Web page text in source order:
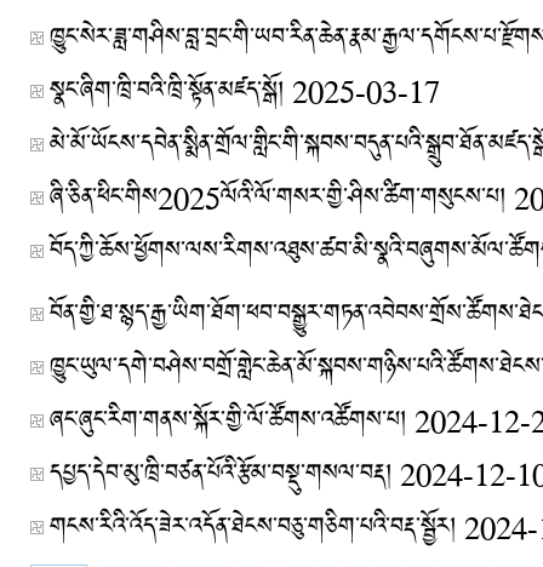
སྣང་ཞིག་ཁྲི་བའི་ཁྲི་སྟོན་མཛད་སྒོ། 2025-03-17
ཞི་ཅིན་ཕིང་གིས2025ལོའི་ལོ་གསར་གྱི་ཤིས་ཚིག་གསུངས་པ།
ཞང་ཞུང་རིག་གནས་སྐོར་གྱི་ལོ་ཚོགས་འཚོགས་པ། 2024-12-
དཔྱད་དེབ་མུ་ཁྲི་བཙན་པོའི་རྩོམ་བསྡུ་གསལ་བརྡ། 2024-12-
གངས་རིའི་འོད་ཟེར་འདོན་ཐེངས་བཅུ་གཅིག་པའི་བརྡ་སྦྱོར།